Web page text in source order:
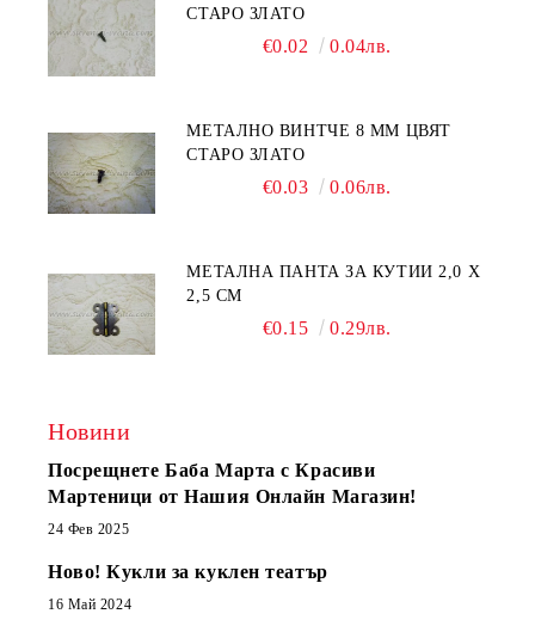
СТАРО ЗЛАТО
€0.02 0.04лв.
МЕТАЛНО ВИНТЧЕ 8 ММ ЦВЯТ
СТАРО ЗЛАТО
€0.03 0.06лв.
МЕТАЛНА ПАНТА ЗА КУТИИ 2,0 Х
2,5 СМ
€0.15 0.29лв.
Новини
Посрещнете Баба Марта с Красиви
Мартеници от Нашия Онлайн Магазин!
24 Фев 2025
Ново! Кукли за куклен театър
16 Май 2024